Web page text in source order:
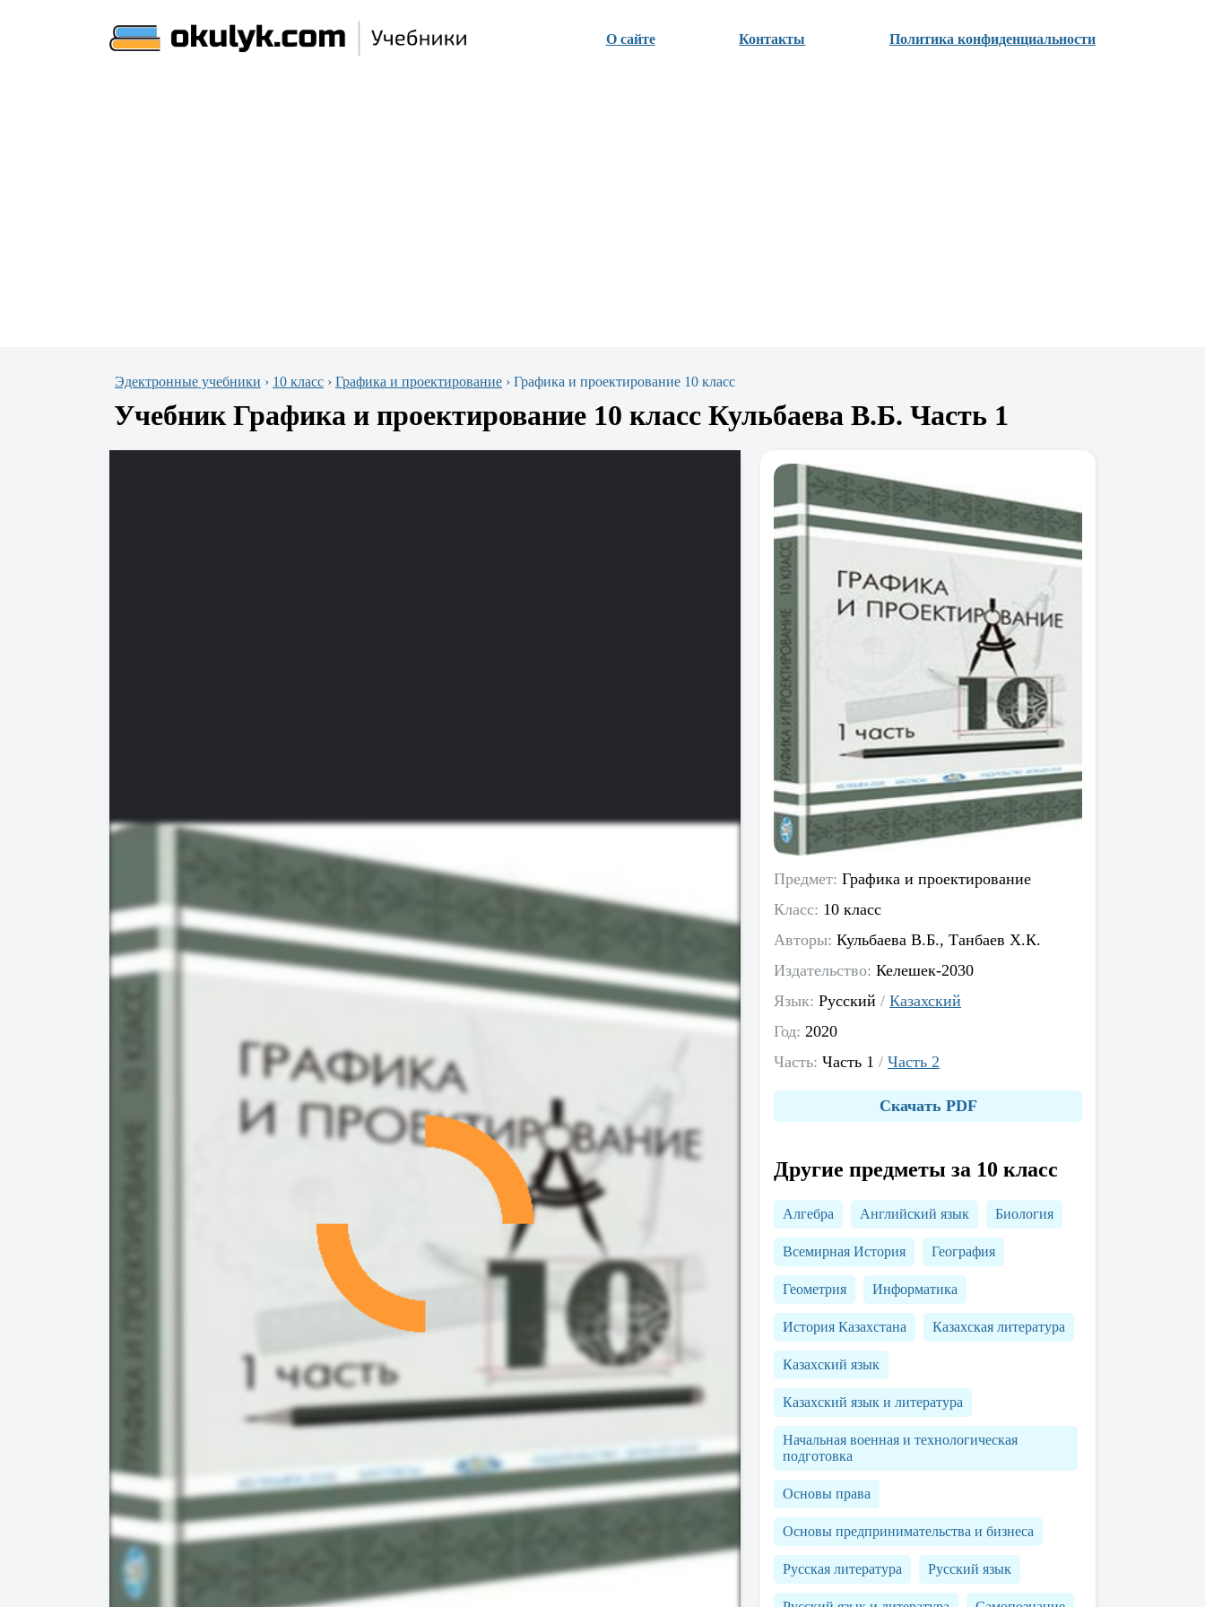
О сайте Контакты Политика конфиденциальности
Эдектронные учебники › 10 класс › Графика и проектирование › Графика и проектирование 10 класс
Учебник Графика и проектирование 10 класс Кульбаева В.Б. Часть 1
Предмет: Графика и проектирование
Класс: 10 класс
Авторы: Кульбаева В.Б., Танбаев Х.К.
Издательство: Келешек-2030
Язык: Русский / Казахский
Год: 2020
Часть: Часть 1 / Часть 2
Скачать PDF
Другие предметы за 10 класс
Алгебра Английский язык Биология
Всемирная История География
Геометрия Информатика
История Казахстана Казахская литература
Казахский язык
Казахский язык и литература
Начальная военная и технологическая
подготовка
Основы права
Основы предпринимательства и бизнеса
Русская литература Русский язык